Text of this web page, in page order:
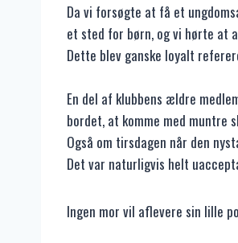
Da vi forsøgte at få et
et sted for børn, og vi hørte at
Dette blev ganske loyalt
En del af klubbens ældre
bordet, at komme med
Også om tirsdagen når den
Det var naturligvis helt
Ingen mor vil aflevere sin lille